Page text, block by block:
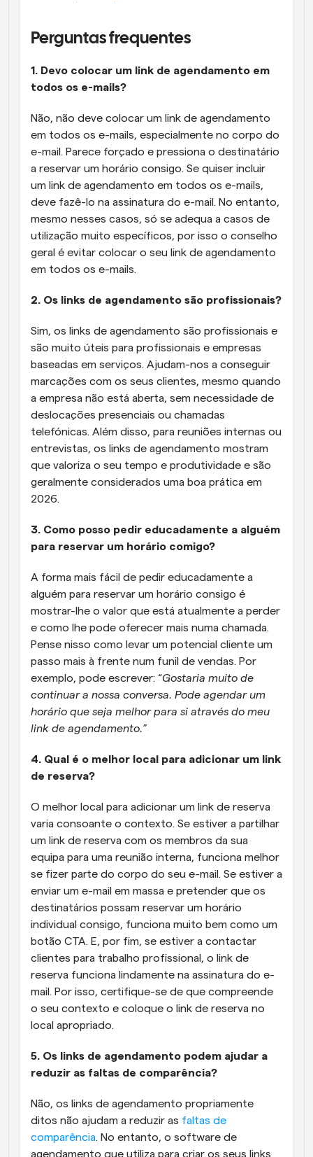
Perguntas frequentes
1. Devo colocar um link de agendamento em
todos os e-mails?
Não, não deve colocar um link de agendamento
em todos os e-mails, especialmente no corpo do
e-mail. Parece forçado e pressiona o destinatário
a reservar um horário consigo. Se quiser incluir
um link de agendamento em todos os e-mails,
deve fazê-lo na assinatura do e-mail. No entanto,
mesmo nesses casos, só se adequa a casos de
utilização muito específicos, por isso o conselho
geral é evitar colocar o seu link de agendamento
em todos os e-mails.
2. Os links de agendamento são profissionais?
Sim, os links de agendamento são profissionais e
são muito úteis para profissionais e empresas
baseadas em serviços. Ajudam-nos a conseguir
marcações com os seus clientes, mesmo quando
a empresa não está aberta, sem necessidade de
deslocações presenciais ou chamadas
telefónicas. Além disso, para reuniões internas ou
entrevistas, os links de agendamento mostram
que valoriza o seu tempo e produtividade e são
geralmente considerados uma boa prática em
2026.
3. Como posso pedir educadamente a alguém
para reservar um horário comigo?
A forma mais fácil de pedir educadamente a
alguém para reservar um horário consigo é
mostrar-lhe o valor que está atualmente a perder
e como lhe pode oferecer mais numa chamada.
Pense nisso como levar um potencial cliente um
passo mais à frente num funil de vendas. Por
exemplo, pode escrever: “Gostaria muito de
continuar a nossa conversa. Pode agendar um
horário que seja melhor para si através do meu
link de agendamento.”
4. Qual é o melhor local para adicionar um link
de reserva?
O melhor local para adicionar um link de reserva
varia consoante o contexto. Se estiver a partilhar
um link de reserva com os membros da sua
equipa para uma reunião interna, funciona melhor
se fizer parte do corpo do seu e-mail. Se estiver a
enviar um e-mail em massa e pretender que os
destinatários possam reservar um horário
individual consigo, funciona muito bem como um
botão CTA. E, por fim, se estiver a contactar
clientes para trabalho profissional, o link de
reserva funciona lindamente na assinatura do e-
mail. Por isso, certifique-se de que compreende
o seu contexto e coloque o link de reserva no
local apropriado.
5. Os links de agendamento podem ajudar a
reduzir as faltas de comparência?
Não, os links de agendamento propriamente
ditos não ajudam a reduzir as faltas de
comparência. No entanto, o software de
agendamento que utiliza para criar os seus links